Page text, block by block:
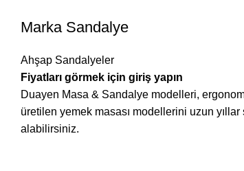
Marka Sandalye
Ahşap Sandalyeler
Fiyatları görmek için giriş yapın
Duayen Masa & Sandalye modelleri,
üretilen yemek masası modellerini uzun
alabilirsiniz.